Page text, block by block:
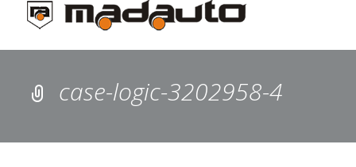
case-logic-3202958-4